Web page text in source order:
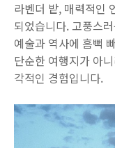
라벤더 밭, 매력적인
되었습니다. 고풍스
예술과 역사에 흠뻑
단순한 여행지가 아
각적인 경험입니다.